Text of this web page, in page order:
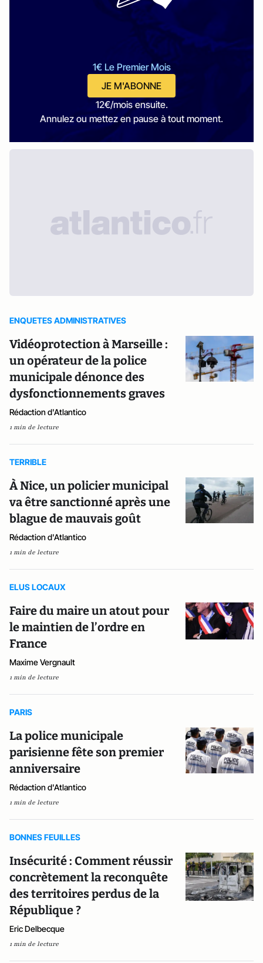
1€ Le Premier Mois
JE M'ABONNE
12€/mois ensuite.
Annulez ou mettez en pause à tout moment.
ENQUETES ADMINISTRATIVES
Vidéoprotection à Marseille :
un opérateur de la police
municipale dénonce des
dysfonctionnements graves
Rédaction d'Atlantico
1 min de lecture
TERRIBLE
À Nice, un policier municipal
va être sanctionné après une
blague de mauvais goût
Rédaction d'Atlantico
1 min de lecture
ELUS LOCAUX
Faire du maire un atout pour
le maintien de l’ordre en
France
Maxime Vergnault
1 min de lecture
PARIS
La police municipale
parisienne fête son premier
anniversaire
Rédaction d'Atlantico
1 min de lecture
BONNES FEUILLES
Insécurité : Comment réussir
concrètement la reconquête
des territoires perdus de la
République ?
Eric Delbecque
1 min de lecture